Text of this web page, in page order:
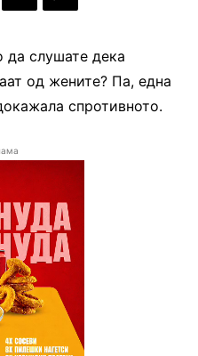
да слушате дека
од жените? Па, една
спротивното.